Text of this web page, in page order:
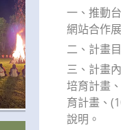
一、推動
網站合作
二、計畫
三、計畫
培育計畫
育計畫、
說明。